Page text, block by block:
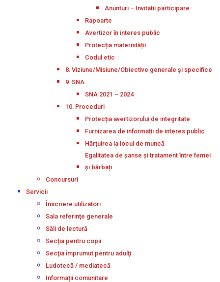
Anunturi – Invitatii participare
Rapoarte
Avertizor în interes public
Protecția maternității
Codul etic
8. Viziune/Misiune/Obiective generale și specifice
9. SNA
SNA 2021 – 2024
10. Proceduri
Protecția avertizorului de integritate
Furnizarea de informații de interes public
Hărțuirea la locul de muncă
Egalitatea de șanse și tratament între femei
și bărbați
Concursuri
Servicii
Înscriere utilizatori
Sala referinţe generale
Săli de lectură
Secţia pentru copii
Secţia împrumut pentru adulţi
Ludotecă / mediatecă
Informații comunitare